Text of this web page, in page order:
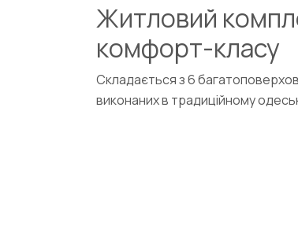
Житловий
комфорт-класу
Складається з 6
виконаних в традиційному